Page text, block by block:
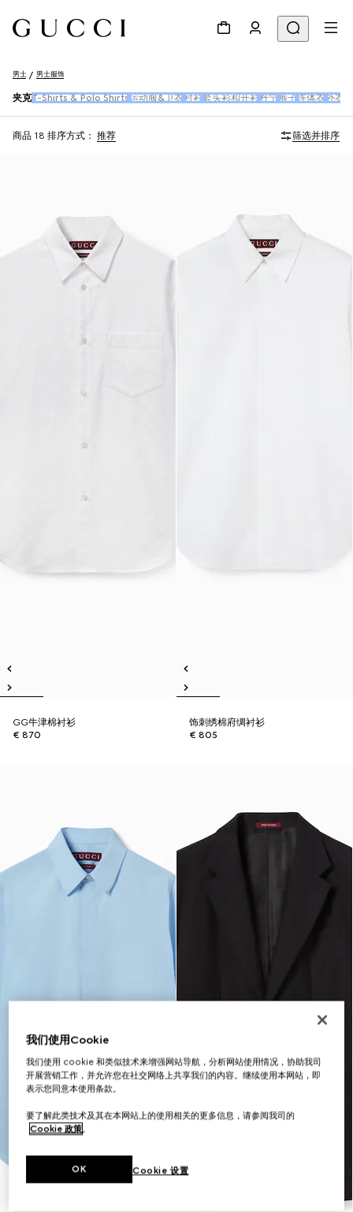
男士 男士服饰
夹克 T-Shirts & Polo Shirts 运动服&卫衣 衬衫 套头衫和开衫 丹宁 裤子 连体衣 外衣
商品 18 排序方式： 推荐 筛选并排序
GG牛津棉衬衫
€ 870
饰刺绣棉府绸衬衫
€ 805
我们使用Cookie
我们使用 cookie 和类似技术来增强网站导航，分析网站使用情况，协助我司
开展营销工作，并允许您在社交网络上共享我们的内容。继续使用本网站，即
表示您同意本使用条款。
要了解此类技术及其在本网站上的使用相关的更多信息，请参阅我司的
Cookie 政策。
Cookie 设置
OK